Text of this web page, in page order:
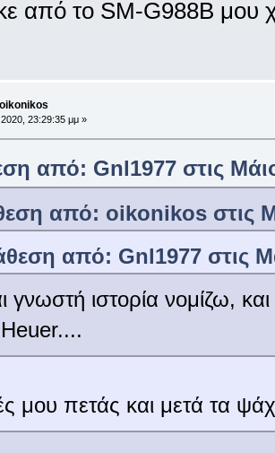
από το SM-G988B μου
23:29:35 μμ »
από: Gnl1977 στις
από: oikonikos στις
από: Gnl1977 στις
γνωστή ιστορία νομίζω,
μου πετάς και μετά τα